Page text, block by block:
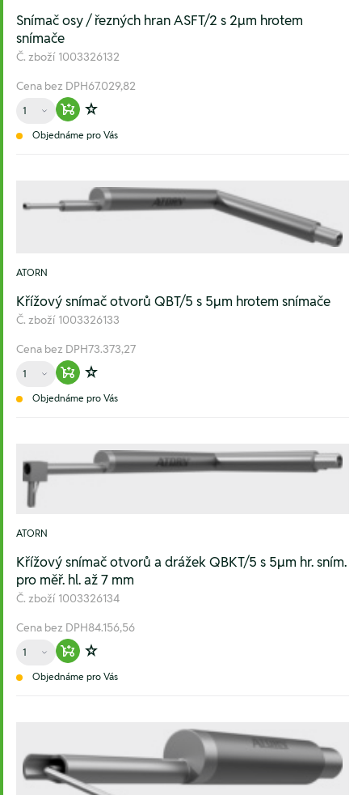
Snímač osy / řezných hran ASFT/2 s 2µm hrotem
snímače
Č. zboží 1003326132
Cena bez DPH67.029,82
Množství
Warenkorb hinzufügen
Zur Wunschliste hinzufügen
Objednáme pro Vás
ATORN
Křížový snímač otvorů QBT/5 s 5µm hrotem snímače
Č. zboží 1003326133
Cena bez DPH73.373,27
Množství
Warenkorb hinzufügen
Zur Wunschliste hinzufügen
Objednáme pro Vás
ATORN
Křížový snímač otvorů a drážek QBKT/5 s 5µm hr. sním.
pro měř. hl. až 7 mm
Č. zboží 1003326134
Cena bez DPH84.156,56
Množství
Warenkorb hinzufügen
Zur Wunschliste hinzufügen
Objednáme pro Vás